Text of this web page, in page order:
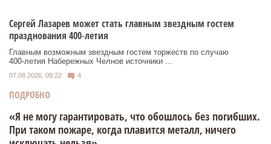
Сергей Лазарев может стать главным звездным гостем
празднования 400‑летия
Главным возможным звездным гостем торжеств по случаю
400‑летия Набережных Челнов источники ...
07.08.2026, 09:22 4
ПОДРОБНО
«Я не могу гарантировать, что обошлось без погибших.
При таком пожаре, когда плавится металл, ничего